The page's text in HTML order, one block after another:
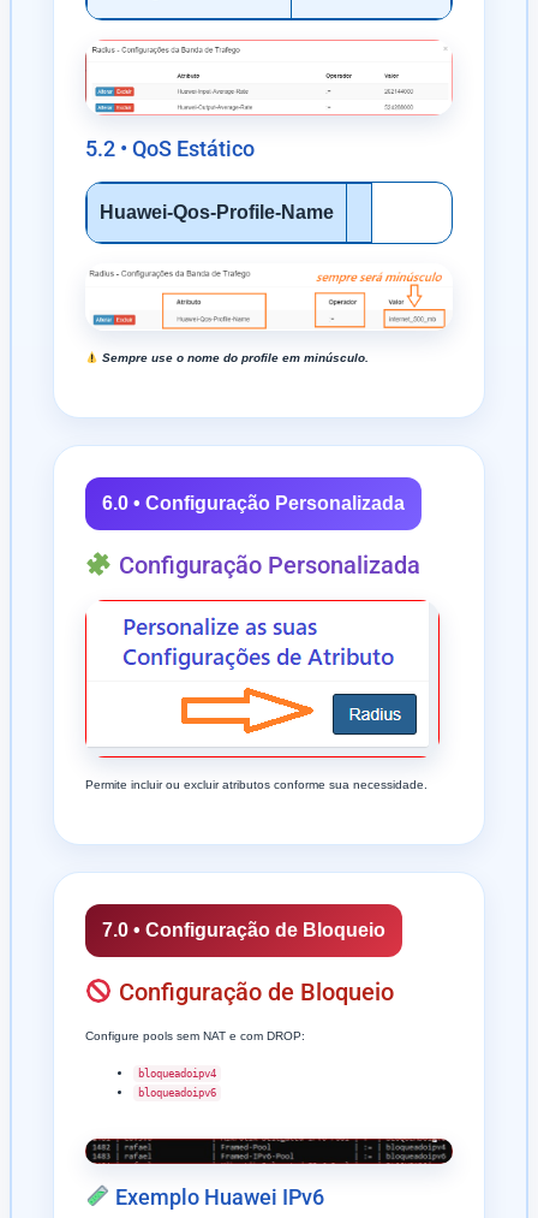
5.2 • QoS Estático
Huawei-Qos-Profile-Name
Sempre use o nome do profile em minúsculo.
6.0 • Configuração Personalizada
Configuração Personalizada
Permite incluir ou excluir atributos conforme sua necessidade.
7.0 • Configuração de Bloqueio
Configuração de Bloqueio
Configure pools sem NAT e com DROP:
bloqueadoipv4
bloqueadoipv6
Exemplo Huawei IPv6